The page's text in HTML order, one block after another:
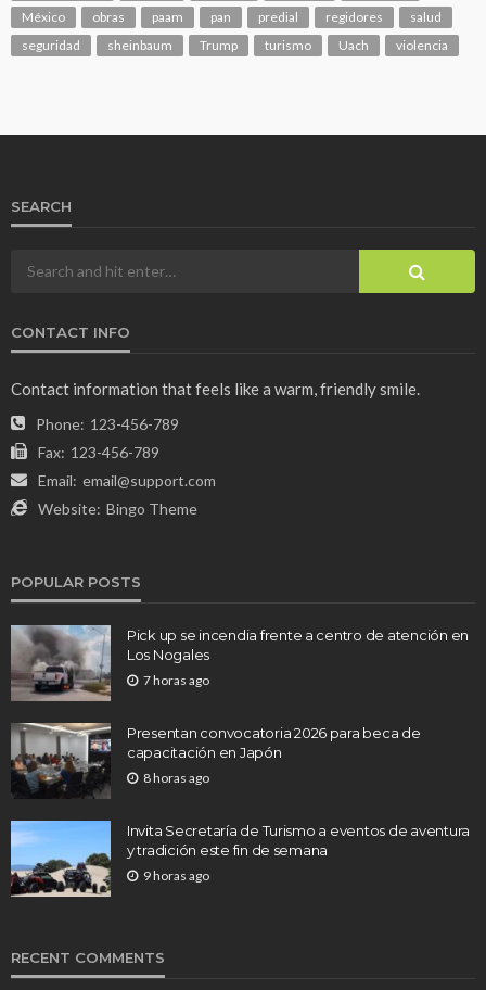
México
obras paam pan predial regidores
salud
seguridad
sheinbaum Trump turismo Uach violencia
SEARCH
CONTACT INFO
Contact information that feels like a warm, friendly smile.
Phone: 123-456-789
Fax: 123-456-789
Email: email@support.com
Website: Bingo Theme
POPULAR POSTS
Pick up se incendia frente a centro de atención en
Los Nogales
7 horas ago
Presentan convocatoria 2026 para beca de
capacitación en Japón
8 horas ago
Invita Secretaría de Turismo a eventos de aventura
y tradición este fin de semana
9 horas ago
RECENT COMMENTS